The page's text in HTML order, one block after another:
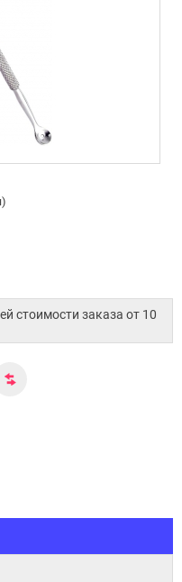
стоимости заказа от 10